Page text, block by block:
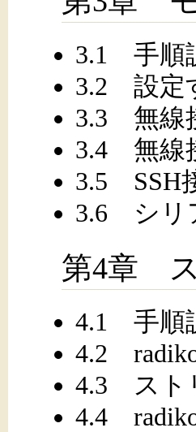
3.1 手順
3.2 設定
3.3 無線
3.4 無線
3.5 SSH
3.6 シリ
第4章
4.1 手順
4.2
4.3 スト
4.4